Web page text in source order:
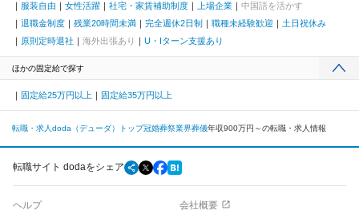
服装自由
女性活躍 社宅・家賃補助制度 上場企業
中国語を活かす
退職金制度
残業20時間未満 完全週休2日制 職種未経験歓迎
土日祝休み
原則定時退社
海外出張あり U・Iターン支援あり
ほかの固定給で探す
固定給25万円以上 固定給35万円以上
転職・求人doda（デューダ）トップ冠婚葬祭業界葬儀年収900万円～の転職・求人情報
転職サイト dodaをシェア
ヘルプ 会社概要